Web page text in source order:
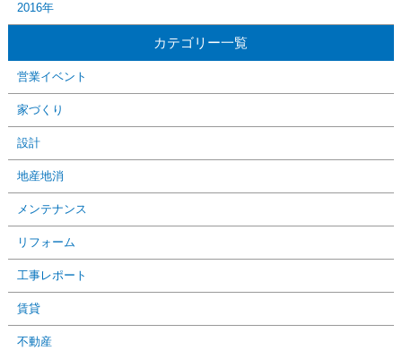
2016年
カテゴリー一覧
営業イベント
家づくり
設計
地産地消
メンテナンス
リフォーム
工事レポート
賃貸
不動産